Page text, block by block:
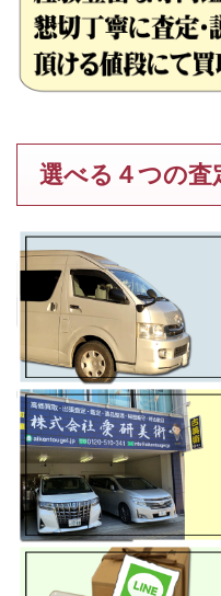
選べる４つの査